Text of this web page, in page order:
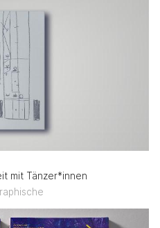
mit Tänzer*innen